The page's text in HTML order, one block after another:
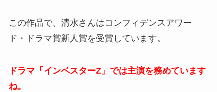
この作品で、清水さんはコンフィデンスアワー
ド・ドラマ賞新人賞を受賞しています。
ドラマ「インベスターZ」では主演を務めています
ね。